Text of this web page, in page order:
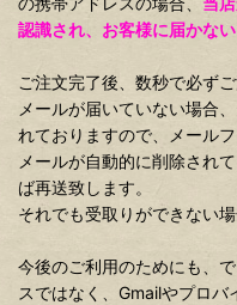
認識され、お客様に届かない
ご注文完了後、数秒で必ず
メールが届いていない場合
れておりますので、メール
メールが自動的に削除され
ば再送致します。
それでも受取りができない
今後のご利用のためにも、
スではなく、Gmailやプロ